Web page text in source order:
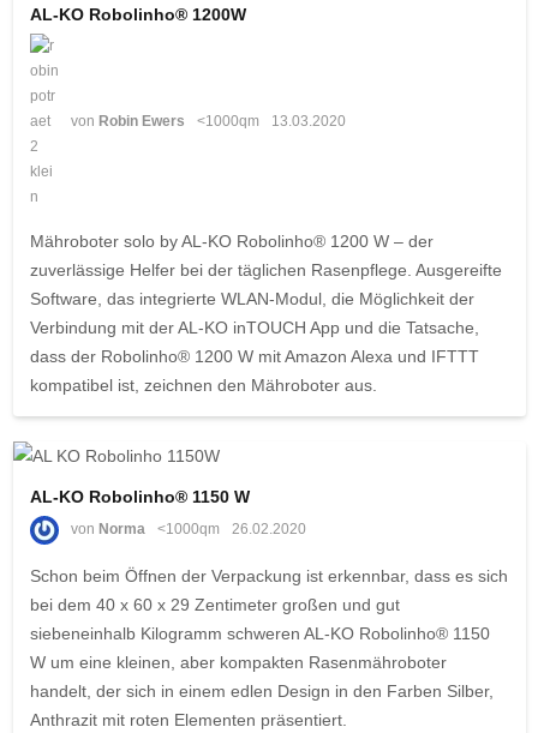
AL-KO Robolinho® 1200W
von Robin Ewers <1000qm 13.03.2020
Mähroboter solo by AL-KO Robolinho® 1200 W – der
zuverlässige Helfer bei der täglichen Rasenpflege. Ausgereifte
Software, das integrierte WLAN-Modul, die Möglichkeit der
Verbindung mit der AL-KO inTOUCH App und die Tatsache,
dass der Robolinho® 1200 W mit Amazon Alexa und IFTTT
kompatibel ist, zeichnen den Mähroboter aus.
AL-KO Robolinho® 1150 W
von Norma <1000qm 26.02.2020
Schon beim Öffnen der Verpackung ist erkennbar, dass es sich
bei dem 40 x 60 x 29 Zentimeter großen und gut
siebeneinhalb Kilogramm schweren AL-KO Robolinho® 1150
W um eine kleinen, aber kompakten Rasenmähroboter
handelt, der sich in einem edlen Design in den Farben Silber,
Anthrazit mit roten Elementen präsentiert.